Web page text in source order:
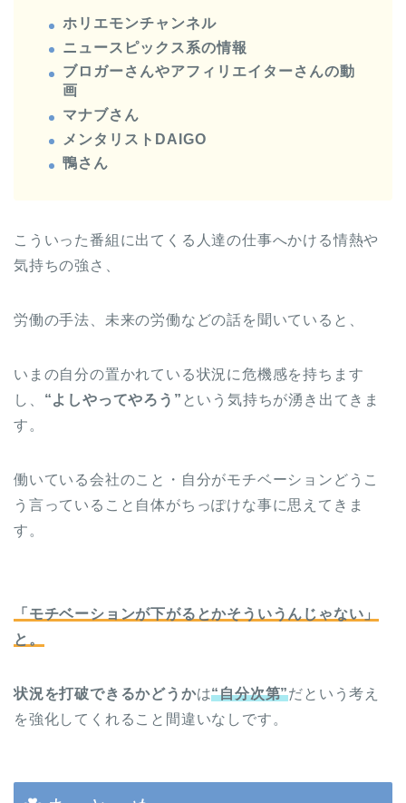
ホリエモンチャンネル
ニュースピックス系の情報
ブロガーさんやアフィリエイターさんの動
画
マナブさん
メンタリストDAIGO
鴨さん
こういった番組に出てくる人達の仕事へかける情熱や
気持ちの強さ、
労働の手法、未来の労働などの話を聞いていると、
いまの自分の置かれている状況に危機感を持ちます
し、 “よしやってやろう” という気持ちが湧き出てきま
す。
働いている会社のこと・自分がモチベーションどうこ
う言っていること自体がちっぽけな事に思えてきま
す。
「モチベーションが下がるとかそういうんじゃない」
と。
状況を打破できるかどうかは“自分次第”だという考え
を強化してくれること間違いなしです。